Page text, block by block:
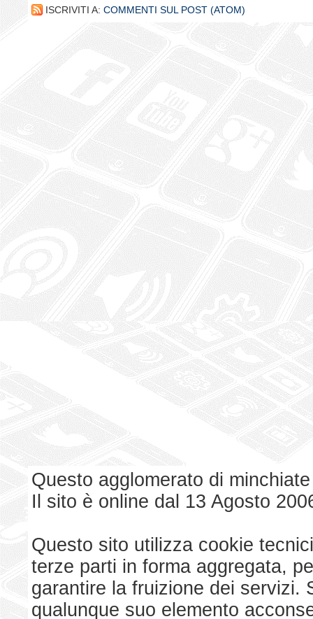
ISCRIVITI A: COMMENTI SUL POST (ATOM)
Questo agglomerato di
Il sito è online dal 13 Agosto
Questo sito utilizza cookie
terze parti in forma aggregata,
garantire la fruizione dei servizi.
qualunque suo elemento